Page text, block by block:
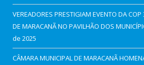
VEREADORES PRESTIGIAM EVENTO DA
DE MARACANÃ NO PAVILHÃO DOS
de 2025
CÂMARA MUNICIPAL DE MARACANÃ